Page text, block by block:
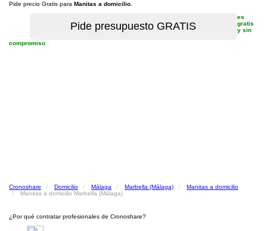
Pide precio Gratis para Manitas a domicilio
es
gratis
y sin
compromiso
Cronoshare Domicilio Málaga Marbella (Málaga)
Manitas a domicilio
Manitas a domicilio Marbella (Málaga)
¿Por qué contratar profesionales de Cronoshare?